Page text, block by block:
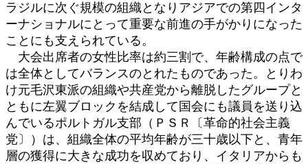
ラジルに次ぐ規模の組織となりアジアでの第四インタ
ーナショナルにとって重要な前進の手がかりになった
ことにも支えられている。
大会出席者の女性比率は約三割で、年齢構成の点で
は全体としてバランスのとれたものであった。とりわ
け元毛沢東派の組織や共産党から離脱したグループと
ともに左翼ブロックを結成して国会にも議員を送り込
んでいるポルトガル支部（ＰＳＲ〔革命的社会主義
党〕）は、組織全体の平均年齢が三十歳以下と、青年
層の獲得に大きな成功を収めており、イタリアからも